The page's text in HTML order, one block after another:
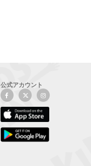
公式アカウント